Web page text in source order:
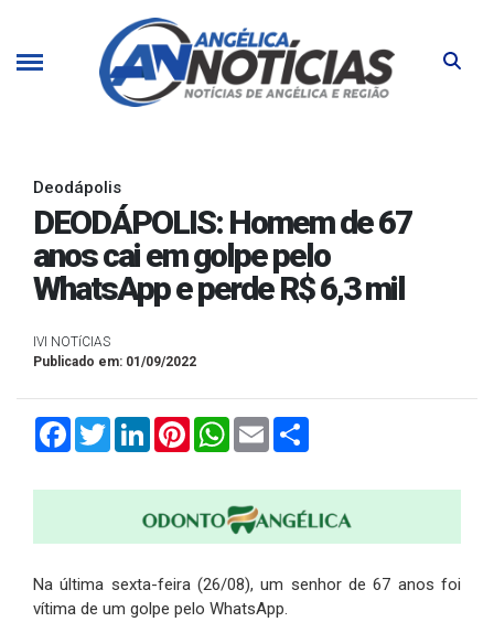
Deodápolis
DEODÁPOLIS: Homem de 67
anos cai em golpe pelo
WhatsApp e perde R$ 6,3 mil
IVI NOTíCIAS
Publicado em: 01/09/2022
FacebookTwitterLinkedInPinterestWhatsApp
Email
Na última sexta-feira (26/08), um senhor de 67 anos foi
vítima de um golpe pelo WhatsApp.